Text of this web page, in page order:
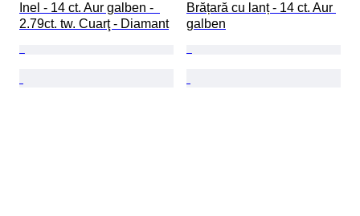
Inel - 14 ct. Aur galben -
2.79ct. tw. Cuarţ - Diamant
Brățară cu lanț - 14 ct. Aur
galben